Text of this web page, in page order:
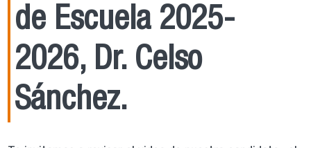
de Escuela 2025-
2026, Dr. Celso
Sánchez.